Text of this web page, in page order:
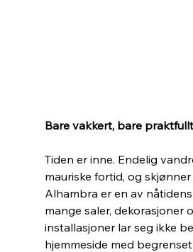
Bare vakkert, bare praktfullt
Tiden er inne. Endelig
mauriske fortid, og
Alhambra er en av
mange saler, dekorasjoner
installasjoner lar seg ikke
hjemmeside med